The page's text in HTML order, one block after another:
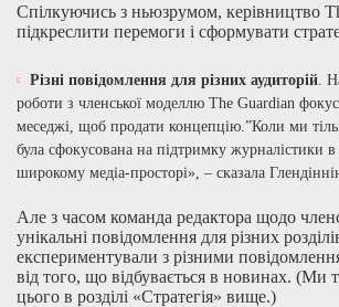
Спілкуючись з ньюзрумом, керівництво
підкреслити перемоги і сформувати
Різні повідомлення для різних аудиторій .
роботи з членської моделлю The Guardian
меседжі, щоб продати концепцію.”Коли ми
була сфокусована на підтримку журналістики
широкому медіа-просторі», – сказала
Але з часом команда редактора щодо
унікальні повідомлення для різних
експериментували з різними
від того, що відбувається в новинах. (Ми
цього в розділі «Стратегія» вище.)